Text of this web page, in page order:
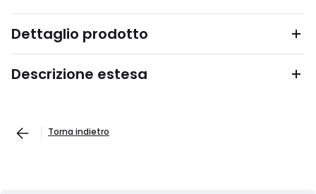
Dettaglio prodotto
Descrizione estesa
Torna indietro